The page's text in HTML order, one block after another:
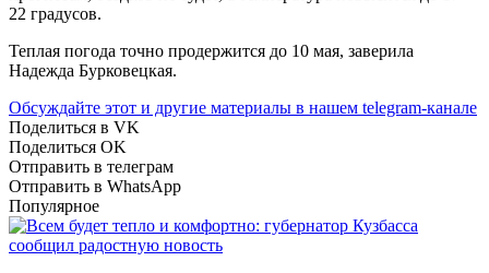
22 градусов.
Теплая погода точно продержится до 10 мая, заверила
Надежда Бурковецкая.
Обсуждайте этот и другие материалы в нашем telegram-канале
Поделиться в VK
Поделиться OK
Отправить в телеграм
Отправить в WhatsApp
Популярное